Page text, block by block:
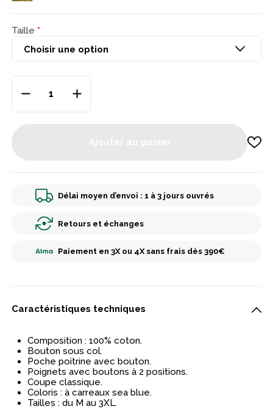
Taille
Délai moyen d’envoi : 1 à 3 jours ouvrés
Retours et échanges
Paiement en 3X ou 4X sans frais dès 390€
Caractéristiques techniques
Composition : 100% coton.
Bouton sous col.
Poche poitrine avec bouton.
Poignets avec boutons à 2 positions.
Coupe classique.
Coloris : à carreaux sea blue.
Tailles : du M au 3XL.